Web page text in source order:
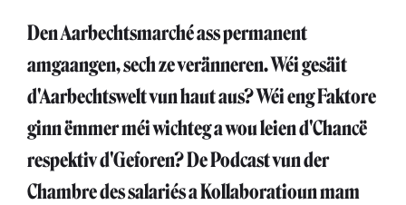
Den Aarbechtsmarché ass permanent
amgaangen, sech ze veränneren. Wéi gesäit
d'Aarbechtswelt vun haut aus? Wéi eng Faktore
ginn ëmmer méi wichteg a wou leien d'Chancë
respektiv d'Geforen? De Podcast vun der
Chambre des salariés a Kollaboratioun mam